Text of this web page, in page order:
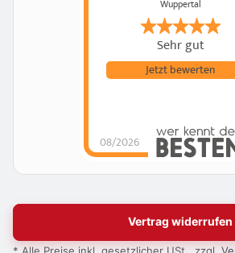
Wuppertal
Sehr gut
08/2026
Jetzt bewerten
Vertrag widerrufen